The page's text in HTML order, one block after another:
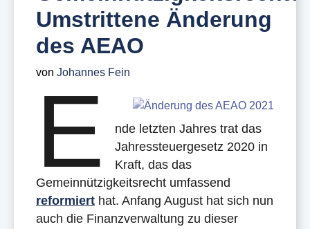
Umstrittene Änderung
des AEAO
von Johannes Fein
E
nde letzten Jahres trat das
Jahressteuergesetz 2020 in
Kraft, das das
Gemeinnützigkeitsrecht umfassend
reformiert hat. Anfang August hat sich nun
auch die Finanzverwaltung zu dieser